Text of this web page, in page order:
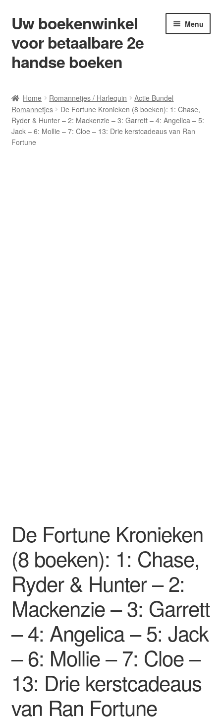
Ga
door
naar
navigatie
Ga
naar
de
inhoud
Uw boekenwinkel
voor betaalbare 2e
handse boeken
Menu
Afrekenen
Algemene Voorwaarden
Home Romannetjes / Harlequin
Actie Bundel
Romannetjes
De Fortune Kronieken (8 boeken): 1: Chase,
Ryder & Hunter – 2: Mackenzie – 3: Garrett – 4: Angelica – 5:
Jack – 6: Mollie – 7: Cloe – 13: Drie kerstcadeaus van Ran
Fortune
De Fortune Kronieken
(8 boeken): 1: Chase,
Ryder & Hunter – 2:
Mackenzie – 3: Garrett
– 4: Angelica – 5: Jack
– 6: Mollie – 7: Cloe –
13: Drie kerstcadeaus
van Ran Fortune